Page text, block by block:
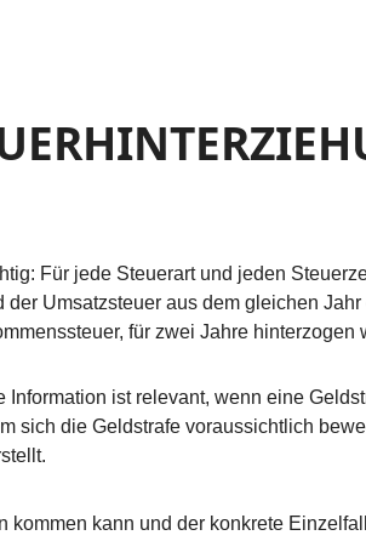
Für jede Steuerart und jeden
Umsatzsteuer aus dem gleichen
für zwei Jahre
Information ist relevant, wenn eine
sich die Geldstrafe voraussichtlich
kann und der konkrete